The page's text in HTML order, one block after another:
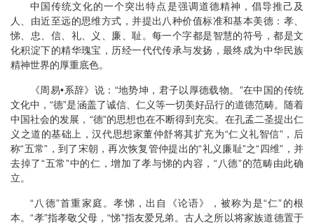
中国传统文化的一个突出特点是强调道德精神，倡导推己及
人、由近至远的思维方式，并提出八种价值标准和基本美德：孝、
悌、忠、信、礼、义、廉、耻。每一个字都是智慧的符号，都是文
化积淀下的精华瑰宝，历经一代代传承与发扬，最终成为中华民族
精神世界的厚重底色。
《周易•系辞》说：“地势坤，君子以厚德载物。”在中国的传统
文化中，“德”是涵盖了诚信、仁义等一切美好品行的道德范畴。随着
中国社会的发展，“德”的思想也在不断得到充实。在孔孟二圣提出仁
义之道的基础上，汉代思想家董仲舒将其扩充为“仁义礼智信”，后
称“五常”，到了宋朝，再次恢复管仲提出的“礼义廉耻”之“四维”，并
去掉了“五常”中的仁，增加了孝与悌的内容，“八德”的范畴由此确
立。
“八德”首重家庭。孝悌，出自《论语》，被称为是“仁”的根
本。“孝”指孝敬父母，“悌”指友爱兄弟。古人之所以将家族道德置于